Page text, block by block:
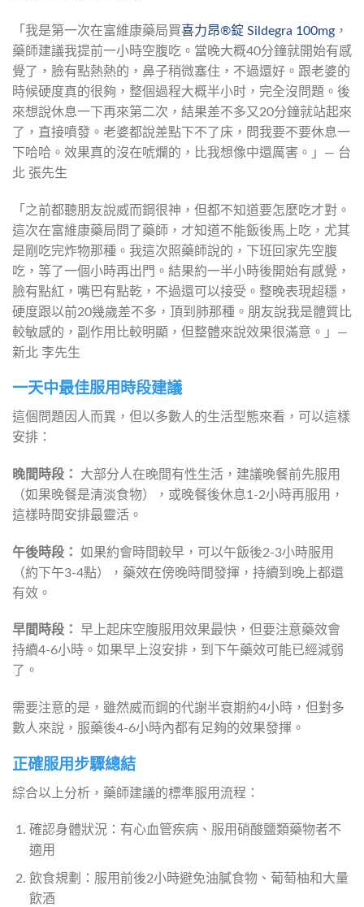
「我是第一次在富維康藥局買喜力昂®錠 Sildegra 100mg ，
藥師建議我提前一小時空腹吃。當晚大概40分鐘就開始有感
覺了，臉有點熱熱的，鼻子稍微塞住，不過還好。跟老婆的
時候硬度真的很夠，整個過程大概半小时，完全沒問題。後
來想說休息一下再來第二次，結果差不多又20分鐘就站起來
了，直接噴發。老婆都說差點下不了床，問我要不要休息一
下哈哈。效果真的沒在唬爛的，比我想像中還厲害。」— 台
北 張先生
「之前都聽朋友說威而鋼很神，但都不知道要怎麼吃才對。
這次在富維康藥局問了藥師，才知道不能飯後馬上吃，尤其
是剛吃完炸物那種。我這次照藥師說的，下班回家先空腹
吃，等了一個小時再出門。結果約一半小時後開始有感覺，
臉有點紅，嘴巴有點乾，不過還可以接受。整晚表現超穩，
硬度跟以前20幾歲差不多，頂到肺那種。朋友說我是體質比
較敏感的，副作用比較明顯，但整體來說效果很滿意。」—
新北 李先生
一天中最佳服用時段建議
這個問題因人而異，但以多數人的生活型態來看，可以這樣
安排：
晚間時段：
大部分人在晚間有性生活，建議晚餐前先服用
（如果晚餐是清淡食物），或晚餐後休息1-2小時再服用，
這樣時間安排最靈活。
午後時段：
如果約會時間較早，可以午飯後2-3小時服用
（約下午3-4點），藥效在傍晚時間發揮，持續到晚上都還
有效。
早間時段：
早上起床空腹服用效果最快，但要注意藥效會
持續4-6小時。如果早上沒安排，到下午藥效可能已經減弱
了。
需要注意的是，雖然威而鋼的代謝半衰期約4小時，但對多
數人來說，服藥後4-6小時內都有足夠的效果發揮。
正確服用步驟總結
綜合以上分析，藥師建議的標準服用流程：
確認身體狀況：有心血管疾病、服用硝酸鹽類藥物者不
適用
飲食規劃：服用前後2小時避免油膩食物、葡萄柚和大量
飲酒